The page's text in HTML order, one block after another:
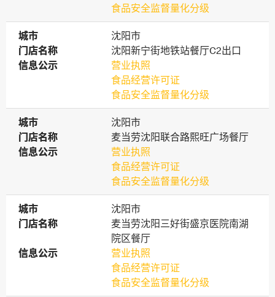
食品安全监督量化分级
城市
城市
沈阳市
门店名称
门店名称
沈阳新宁街地铁站餐厅C2出口
信息公示
信息公示
营业执照
食品经营许可证
食品安全监督量化分级
城市
城市
沈阳市
门店名称
门店名称
麦当劳沈阳联合路熙旺广场餐厅
信息公示
信息公示
营业执照
食品经营许可证
食品安全监督量化分级
城市
城市
沈阳市
门店名称
门店名称
麦当劳沈阳三好街盛京医院南湖
院区餐厅
信息公示
信息公示
营业执照
食品经营许可证
食品安全监督量化分级